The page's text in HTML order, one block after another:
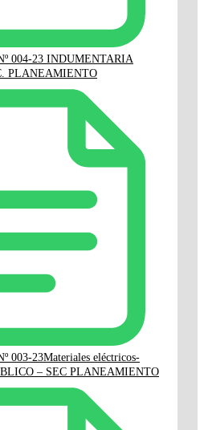
004-23 INDUMENTARIA
PLANEAMIENTO
003-23Materiales eléctricos-
– SEC PLANEAMIENTO